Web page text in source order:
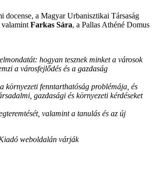
docense, a Magyar Urbanisztikai Társaság
valamint Farkas Sára, a Pallas Athéné Domus
hogyan tesznek minket a városok
a városfejlődés és a gazdaság
környezeti fenntarthatóság problémája, és
gazdasági és környezeti kérdéseket
valamint a tanulás és az új
weboldalán várják